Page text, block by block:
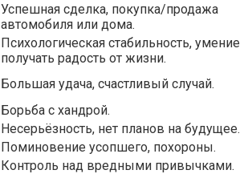
Успешная сделка, покупка/продажа
автомобиля или дома.
Психологическая стабильность, умение
получать радость от жизни.
Большая удача, счастливый случай.
Борьба с хандрой.
Несерьёзность, нет планов на будущее.
Поминовение усопшего, похороны.
Контроль над вредными привычками.